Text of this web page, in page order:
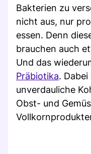
Bakterien zu
nicht aus, nur
essen. Denn
brauchen auch
Und das
Präbiotika.
unverdauliche
Obst- und